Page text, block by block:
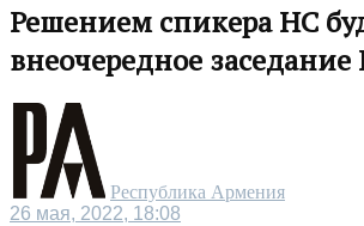
Решением спикера НС
внеочередное
Республика Армения
26 мая, 2022, 18:08